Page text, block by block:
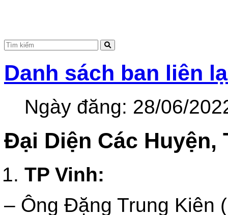
Danh sách ban liên
Ngày đăng: 28/06/
Đại Diện Các Huyện,
TP Vinh:
– Ông Đặng Trung Kiên